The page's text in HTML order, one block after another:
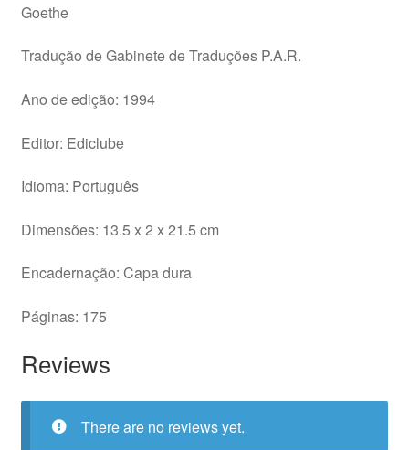
Goethe
Tradução de Gabinete de Traduções P.A.R.
Ano de edição: 1994
Editor: Ediclube
Idioma: Português
Dimensões: 13.5 x 2 x 21.5 cm
Encadernação: Capa dura
Páginas: 175
Reviews
There are no reviews yet.